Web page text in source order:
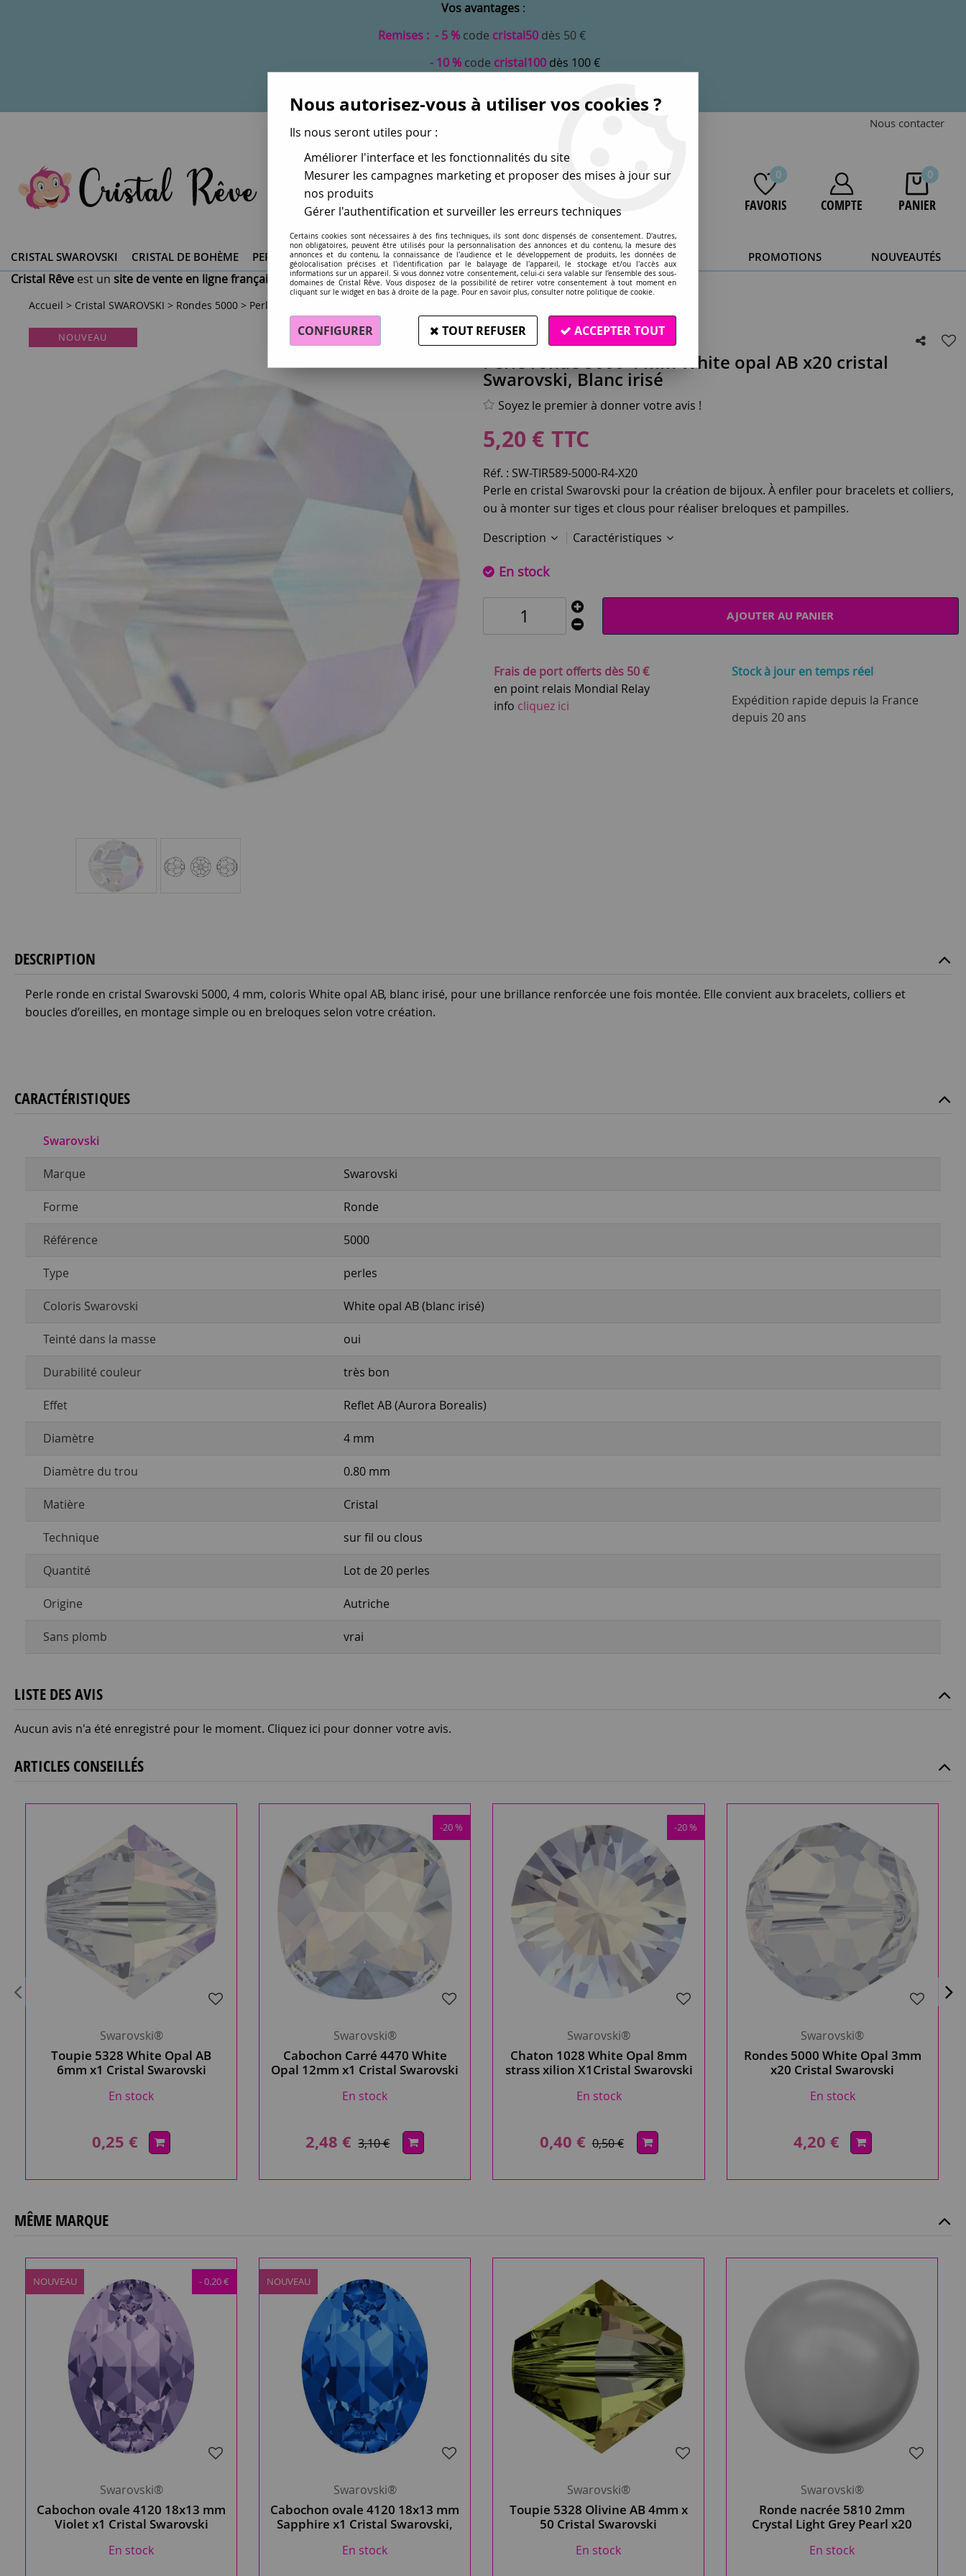
Vos avantages:
Remises : - 5 % code cristal50dès 50 €
- 10 % code cristal100dès 100 €
Nous contacter
0
FAVORIS COMPTE
0
PANIER
CRISTAL SWAROVSKI ® CRISTAL DE BOHÈME PERLES DU MONDE PERLES EN GROS APPRÊTS DÉSTOCKAGE PROMOTIONS NOUVEAUTÉS
Cristal Rêve est un site de vente en ligne français spécialisé dans les perlespour la créationde bijoux depuis plus de 20 ans.
Accueil > Cristal SWAROVSKI > Rondes 5000 > Perle ronde 5000 4 mm White opal AB x20 cristal Swarovski, Blanc irisé
NOUVEAU Swarovski®
Perle ronde 5000 4 mm White opal AB x20 cristal
Swarovski, Blanc irisé
Soyez le premier à donner votre avis !
5,20 € TTC
Réf. : SW-TIR589-5000-R4-X20
Perle en cristal Swarovski pour la création de bijoux. À enfiler pour bracelets et colliers,
ou à monter sur tiges et clous pour réaliser breloques et pampilles.
Description
Caractéristiques
En stock
AJOUTER AU PANIER
Frais de port offerts dès 50 €
en point relais Mondial Relay
info cliquez ici
Stock à jour en temps réel
Expédition rapide depuis la France
depuis 20 ans
DESCRIPTION
Perle ronde en cristal Swarovski 5000, 4 mm, coloris White opal AB, blanc irisé, pour une brillance renforcée une fois montée. Elle convient aux bracelets, colliers et
boucles d’oreilles, en montage simple ou en breloques selon votre création.
CARACTÉRISTIQUES
Swarovski
Marque Swarovski
Forme Ronde
Référence 5000
Type perles
Coloris Swarovski White opal AB (blanc irisé)
Teinté dans la masse oui
Durabilité couleur très bon
Effet Reflet AB (Aurora Borealis)
Diamètre 4 mm
Diamètre du trou 0.80 mm
Matière Cristal
Technique sur fil ou clous
Quantité Lot de 20 perles
Origine Autriche
Sans plomb vrai
LISTE DES AVIS
Aucun avis n'a été enregistré pour le moment. Cliquez ici pour donner votre avis.
ARTICLES CONSEILLÉS
Swarovski®
Toupie 5328 White Opal AB
6mm x1 Cristal Swarovski
En stock
0,25 €
-20 %
Swarovski®
Cabochon Carré 4470 White
Opal 12mm x1 Cristal Swarovski
En stock
2,48 € 3,10 €
-20 %
Swarovski®
Chaton 1028 White Opal 8mm
strass xilion X1Cristal Swarovski
En stock
0,40 € 0,50 €
Swarovski®
Rondes 5000 White Opal 3mm
x20 Cristal Swarovski
En stock
4,20 €
MÊME MARQUE
NOUVEAU - 0.20 €
Swarovski®
Cabochon ovale 4120 18x13 mm
Violet x1 Cristal Swarovski
En stock
NOUVEAU
Swarovski®
Cabochon ovale 4120 18x13 mm
Sapphire x1 Cristal Swarovski,
En stock
Swarovski®
Toupie 5328 Olivine AB 4mm x
50 Cristal Swarovski
En stock
Swarovski®
Ronde nacrée 5810 2mm
Crystal Light Grey Pearl x20
En stock
Nous autorisez-vous à utiliser vos cookies ?
Ils nous seront utiles pour :
Améliorer l'interface et les fonctionnalités du site
Mesurer les campagnes marketing et proposer des mises à jour sur
nos produits
Gérer l'authentification et surveiller les erreurs techniques
Certains cookies sont nécessaires à des fins techniques, ils sont donc dispensés de consentement. D'autres,
non obligatoires, peuvent être utilisés pour la personnalisation des annonces et du contenu, la mesure des
annonces et du contenu, la connaissance de l'audience et le développement de produits, les données de
géolocalisation précises et l'identification par le balayage de l'appareil, le stockage et/ou l'accès aux
informations sur un appareil. Si vous donnez votre consentement, celui-ci sera valable sur l’ensemble des sous-
domaines de Cristal Rêve. Vous disposez de la possibilité de retirer votre consentement à tout moment en
cliquant sur le widget en bas à droite de la page. Pour en savoir plus, consulter notre politique de cookie.
CONFIGURER TOUT REFUSER ACCEPTER TOUT